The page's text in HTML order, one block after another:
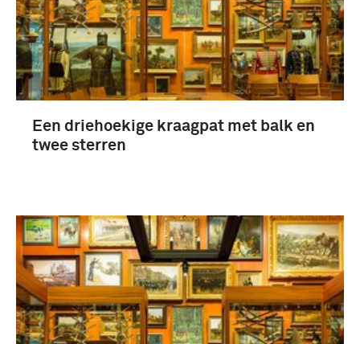
Een driehoekige kraagpat met balk en
twee sterren